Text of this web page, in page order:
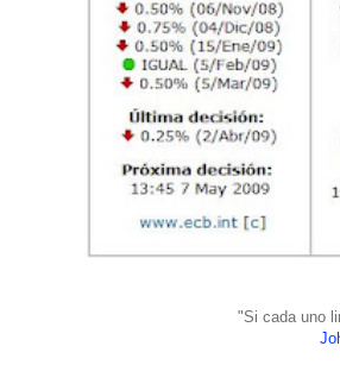
"Si cada uno